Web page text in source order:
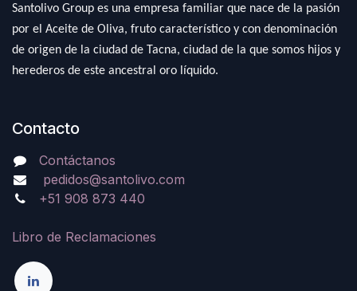
Santolivo Group es una empresa familiar que nace de la pasión
por el Aceite de Oliva, fruto característico y con denominación
de origen de la ciudad de Tacna, ciudad de la que somos hijos y
herederos de este ancestral oro líquido.
Contacto
Contáctanos
pedidos@santolivo.com
+51 908 873 440
Libro de Reclamaciones